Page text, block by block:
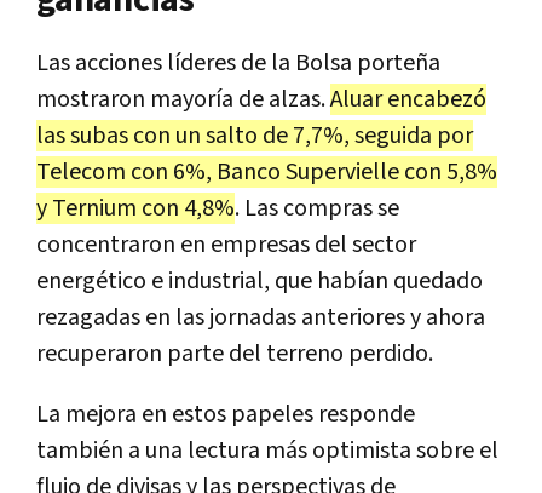
Las acciones líderes de la Bolsa porteña
mostraron mayoría de alzas.Aluar encabezó
las subas con un salto de 7,7%, seguida por
Telecom con 6%, Banco Supervielle con 5,8%
y Ternium con 4,8%. Las compras se
concentraron en empresas del sector
energético e industrial, que habían quedado
rezagadas en las jornadas anteriores y ahora
recuperaron parte del terreno perdido.
La mejora en estos papeles responde
también a una lectura más optimista sobre el